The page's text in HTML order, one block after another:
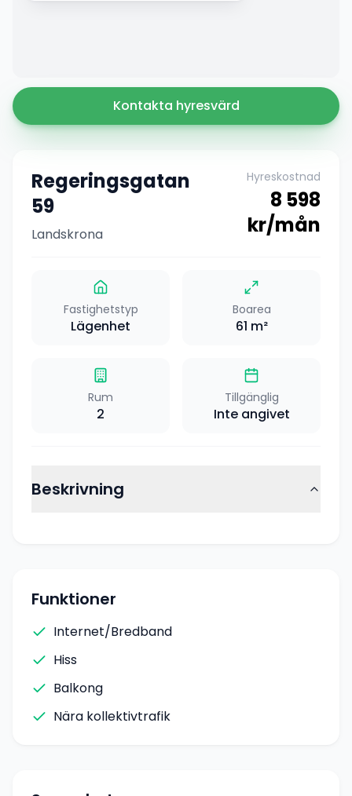
Kontakta hyresvärd
Regeringsgatan
59
Landskrona
Hyreskostnad
8 598
kr/mån
Fastighetstyp
Lägenhet
Boarea
61 m²
Rum
2
Tillgänglig
Inte angivet
Beskrivning
Funktioner
Internet/Bredband
Hiss
Balkong
Nära kollektivtrafik